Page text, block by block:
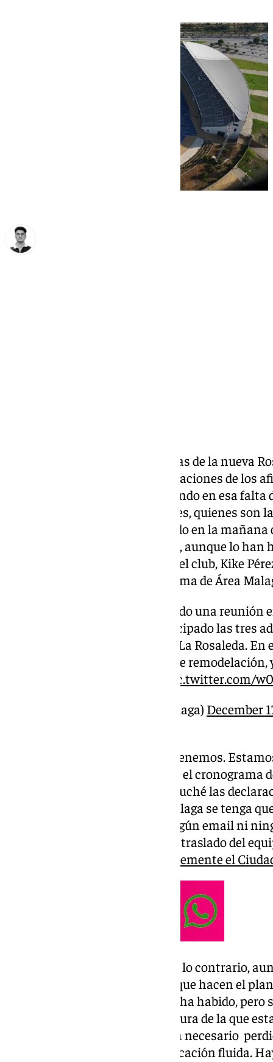
Más allá de lo deportivo, las obras de la nueva
ocupan las principales preocupaciones de los
siguen insistiendo en esa
las principales administraciones, quienes son
más lejos, las tres se han reunido en la
principales aristas del proyecto, aunque lo han
Martiricos. El director general del club, Kike
información oficial en el programa de Área
Esta mañana se ha celebrado una reunión
Málaga en la que han participado las tres
propietarias del estadio de La Rosaleda.
abordado las alternativas de
pic.twitter.com/
— Ciudad de Málaga (@malaga) December
Falta de comunicación: «No la tenemos.
las instituciones, que nos digan el cronograma
escuché las
que era poco probable que el Málaga se tenga
campaña, pero no tenemos ningún email ni
Aunque baja la probabilidad del traslado del
probablemente el
Desde el Ayuntamiento indican lo contrario,
«Aquí han venido dos veces los que hacen el
Rosaleda. Comunicación sí que ha habido,
partido. Creo que de la envergadura de la que
tiene que salir el tiempo que sea necesario
es para decir que sí hay comunicación fluida.